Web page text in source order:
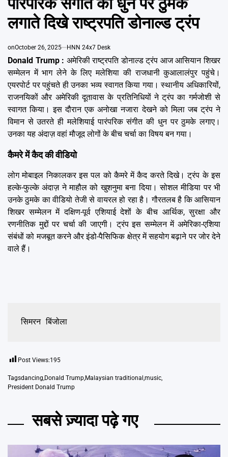
लगाते दिखे राष्ट्रपति डोनाल्ड ट्रंप
onOctober 26, 2025 HNN 24x7 Desk
Donald Trump : अमेरिकी राष्ट्रपति डोनाल्ड ट्रंप आज आसियान शिखर
सम्मेलन में भाग लेने के लिए मलेशिया की राजधानी कुआलालंपुर पहुंचे।
एयरपोर्ट पर पहुंचते ही उनका भव्य स्वागत किया गया। स्थानीय अधिकारियों,
राजनयिकों और अमेरिकी दूतावास के प्रतिनिधियों ने ट्रंप का गर्मजोशी से
स्वागत किया। इस दौरान एक अनोखा नजारा देखने को मिला जब ट्रंप ने
विमान से उतरते ही मलेशियाई पारंपरिक संगीत की धुन पर ठुमके लगाए।
उनका यह अंदाज़ वहां मौजूद लोगों के बीच चर्चा का विषय बन गया।
कैमरे में कैद की वीडियो
लोग मोबाइल निकालकर इस पल को कैमरे में कैद करते दिखे। ट्रंप के इस
हल्के-फुल्के अंदाज़ ने माहौल को खुशनुमा बना दिया। सोशल मीडिया पर भी
उनके ठुमके का वीडियो तेजी से वायरल हो रहा है। गौरतलब है कि आसियान
शिखर सम्मेलन में दक्षिण-पूर्व एशियाई देशों के बीच आर्थिक, सुरक्षा और
रणनीतिक मुद्दों पर चर्चा की जाएगी। ट्रंप इस सम्मेलन में अमेरिका-एशिया
संबंधों को मजबूत करने और इंडो-पैसिफिक क्षेत्र में सहयोग बढ़ाने पर जोर देने
वाले हैं।
सिमरन बिंजोला
Post Views:195
Tagsdancing,Donald Trump,Malaysian traditional,music,
President Donald Trump
सबसे ज़्यादा पढ़े गए